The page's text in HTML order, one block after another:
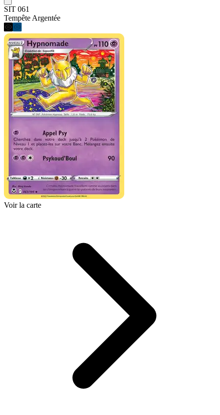
SIT 061
Tempête Argentée
Voir la carte